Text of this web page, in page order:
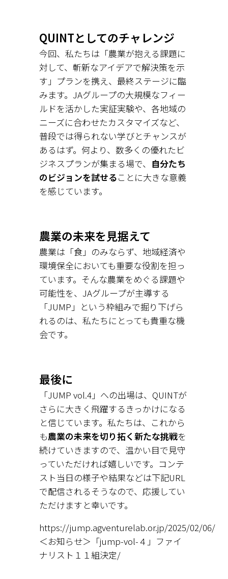
QUINTとしてのチャレンジ
今回、私たちは「農業が抱える課題に
対して、斬新なアイデアで解決策を示
す」プランを携え、最終ステージに臨
みます。JAグループの大規模なフィー
ルドを活かした実証実験や、各地域の
ニーズに合わせたカスタマイズなど、
普段では得られない学びとチャンスが
あるはず。何より、数多くの優れたビ
ジネスプランが集まる場で、 自分たち
のビジョンを試せることに大きな意義
を感じています。
農業の未来を見据えて
農業は「食」のみならず、地域経済や
環境保全においても重要な役割を担っ
ています。そんな農業をめぐる課題や
可能性を、JAグループが主導する
「JUMP」という枠組みで掘り下げら
れるのは、私たちにとっても貴重な機
会です。
最後に
「JUMP vol.4」への出場は、QUINTが
さらに大きく飛躍するきっかけになる
と信じています。私たちは、これから
も農業の未来を切り拓く新たな挑戦を
続けていきますので、温かい目で見守
っていただければ嬉しいです。コンテ
スト当日の様子や結果などは下記URL
で配信されるそうなので、応援してい
ただけますと幸いです。
https://jump.agventurelab.or.jp/2025/02/06/
＜お知らせ＞「jump-vol-４」ファイ
ナリスト１１組決定/